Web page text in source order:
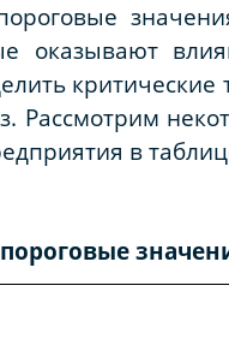
оказывают
Рассмотрим
в